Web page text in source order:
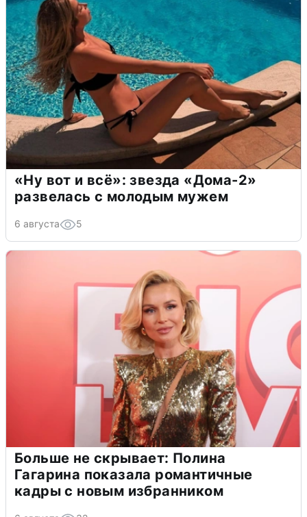
«Ну вот и всё»: звезда «Дома-2»
развелась с молодым мужем
6 августа 5
Больше не скрывает: Полина
Гагарина показала романтичные
кадры с новым избранником